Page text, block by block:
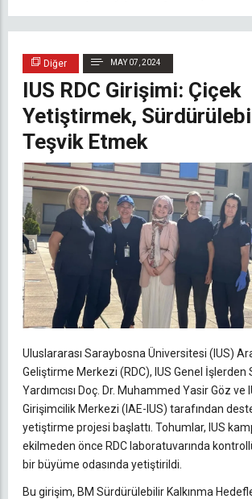
Diğer MAY 07, 2024
IUS RDC Girişimi: Çiçek
Yetiştirmek,
Teşvik Etmek
Uluslararası Saraybosna Üniversitesi (IUS)
Geliştirme Merkezi (RDC), IUS Genel
Yardımcısı Doç. Dr. Muhammed Yasir Göz ve
Girişimcilik Merkezi (IAE-IUS) tarafından
yetiştirme projesi başlattı. Tohumlar, IUS
ekilmeden önce RDC laboratuvarında
bir büyüme odasında yetiştirildi.
Bu girişim, BM Sürdürülebilir Kalkınma